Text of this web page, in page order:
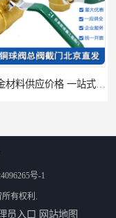
号-1
有权利.
员入口 网站地图